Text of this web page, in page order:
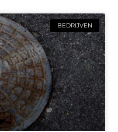
BEDRIJVEN